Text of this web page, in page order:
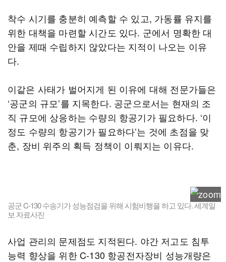
착수 시기를 충분히 예측할 수 있고, 가동률 유지를
위한 대책을 마련할 시간도 있다. 군에서 명확한 대
안을 제때 수립하지 않았다는 지적이 나오는 이유
다.
이같은 사태가 벌어지게 된 이유에 대해 전문가들은
‘공군의 규모’를 지목한다. 공군으로서는 현재의 조
직 규모에 상응하는 수량의 항공기가 필요하다. ‘이
정도 수량의 항공기가 필요하다’는 것에 초점을 맞
춘, 장비 위주의 획득 정책이 이뤄지는 이유다.
공군 C-130 수송기가 성능점검을 위해 시험비행을 하고 있다. 세계일
보 자료사진
사업 관리의 문제점도 지적된다. 야간 저고도 침투
능력 향상을 위한 C-130 항공전자장비 성능개량은